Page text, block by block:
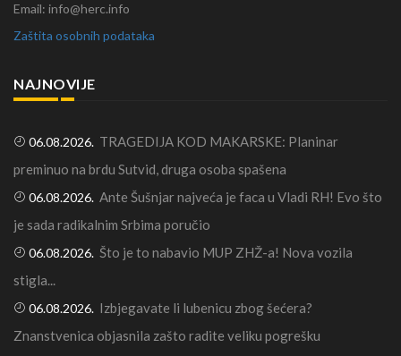
Email: info@herc.info
Zaštita osobnih podataka
NAJNOVIJE
06.08.2026. TRAGEDIJA KOD MAKARSKE: Planinar
preminuo na brdu Sutvid, druga osoba spašena
06.08.2026. Ante Šušnjar najveća je faca u Vladi RH! Evo što
je sada radikalnim Srbima poručio
06.08.2026. Što je to nabavio MUP ZHŽ-a! Nova vozila
stigla...
06.08.2026. Izbjegavate li lubenicu zbog šećera?
Znanstvenica objasnila zašto radite veliku pogrešku